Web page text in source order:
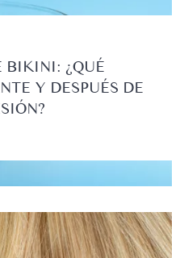
BIKINI: ¿QUÉ
Y DESPUÉS DE